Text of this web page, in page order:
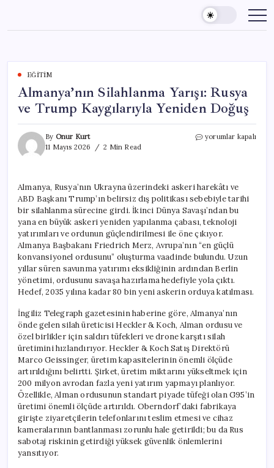
content
EĞITIM
Almanya’nın Silahlanma Yarışı: Rusya
ve Trump Kaygılarıyla Yeniden Doğuş
By Onur Kurt
11 Mayıs 2026
2 Min Read
Almanya’nın
Trump
Kaygılarıyla
Yeniden
Doğuş
yorumlar kapalı
Almanya, Rusya’nın Ukrayna üzerindeki askeri harekâtı ve
ABD Başkanı Trump’ın belirsiz dış politikası sebebiyle tarihi
bir silahlanma sürecine girdi. İkinci Dünya Savaşı’ndan bu
yana en büyük askeri yeniden yapılanma çabası, teknoloji
yatırımları ve ordunun güçlendirilmesi ile öne çıkıyor.
Almanya Başbakanı Friedrich Merz, Avrupa’nın “en güçlü
konvansiyonel ordusunu” oluşturma vaadinde bulundu. Uzun
yıllar süren savunma yatırımı eksikliğinin ardından Berlin
yönetimi, ordusunu savaşa hazırlama hedefiyle yola çıktı.
Hedef, 2035 yılına kadar 80 bin yeni askerin orduya katılması.
İngiliz Telegraph gazetesinin haberine göre, Almanya’nın
önde gelen silah üreticisi Heckler & Koch, Alman ordusu ve
özel birlikler için saldırı tüfekleri ve drone karşıtı silah
üretimini hızlandırıyor. Heckler & Koch Satış Direktörü
Marco Geissinger, üretim kapasitelerinin önemli ölçüde
artırıldığını belirtti. Şirket, üretim miktarını yükseltmek için
200 milyon avrodan fazla yeni yatırım yapmayı planlıyor.
Özellikle, Alman ordusunun standart piyade tüfeği olan G95’in
üretimi önemli ölçüde artırıldı. Oberndorf’daki fabrikaya
girişte ziyaretçilerin telefonlarını teslim etmesi ve cihaz
kameralarının bantlanması zorunlu hale getirildi; bu da Rus
sabotaj riskinin getirdiği yüksek güvenlik önlemlerini
yansıtıyor.